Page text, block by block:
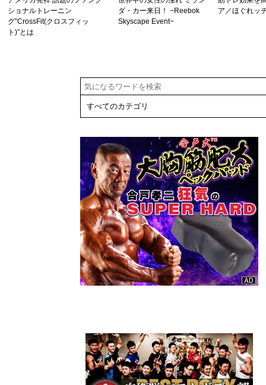
ショナルトレーニン
グ”CrossFit(クロスフィッ
ト)”とは
ダ・カー来日！ −Reebok
Skyscape Event−
ア／ほぐれッ